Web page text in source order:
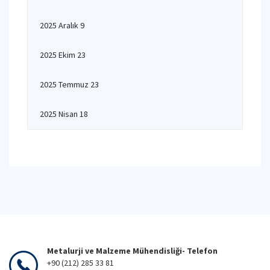
2025 Aralık 9
2025 Ekim 23
2025 Temmuz 23
2025 Nisan 18
Metalurji ve Malzeme Mühendisliği- Telefon
+90 (212) 285 33 81